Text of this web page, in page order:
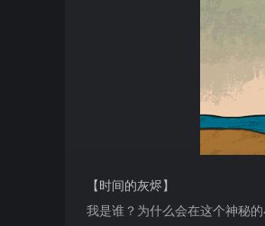
【时间的灰烬】
我是谁？为什么会在这个神秘